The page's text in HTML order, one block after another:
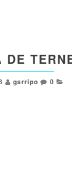
DE
garripo 0